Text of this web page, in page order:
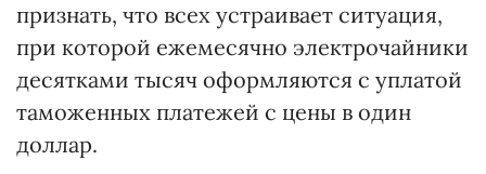
признать, что всех устраивает ситуация,
при которой ежемесячно электрочайники
десятками тысяч оформляются с уплатой
таможенных платежей с цены в один
доллар.